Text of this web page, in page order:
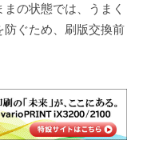
の状態では、うまく
ぐため、刷版交換前